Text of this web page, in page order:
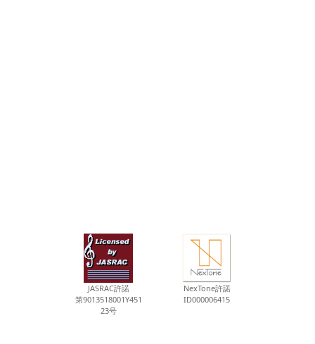
JASRAC許諾
第9013518001Y451
23号
NexTone許諾
ID000006415